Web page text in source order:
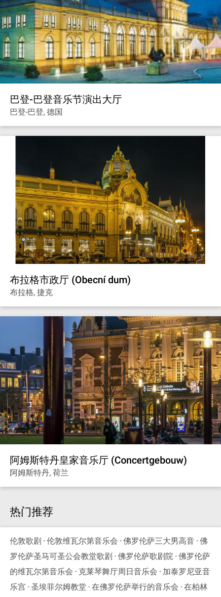
巴登-巴登音乐节演出大厅
巴登-巴登, 德国
布拉格市政厅 (Obecní dum)
布拉格, 捷克
阿姆斯特丹皇家音乐厅 (Concertgebouw)
阿姆斯特丹, 荷兰
热门推荐
伦敦歌剧 伦敦维瓦尔第音乐会 佛罗伦萨三大男高音 佛
罗伦萨圣马可圣公会教堂歌剧
佛罗伦萨歌剧院 佛罗伦萨
的维瓦尔第音乐会
克莱琴舞厅周日音乐会
加泰罗尼亚音
乐宫
圣埃菲尔姆教堂 在佛罗伦萨举行的音乐会
在柏林